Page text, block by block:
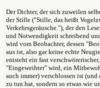
Der Dichter, der sich zuweilen
der Stille ("Stille, das heißt
Verkehrsgeräusche."), der den
und Notwendigkeit schreibend
wird vom Beobachter, dessen
aus ist, also gar keine echte
entsteht ein fast
"Eingeweihter" wird, ein
auch immer) verschlossen ist
zu tun hat, sondern so etwas wie